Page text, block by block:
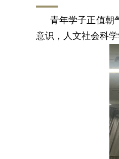
青年学子正值朝
意识，人文社会科